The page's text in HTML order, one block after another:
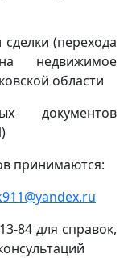
(перехода
недвижимое
области
документов
принимаются:
84 для справок,